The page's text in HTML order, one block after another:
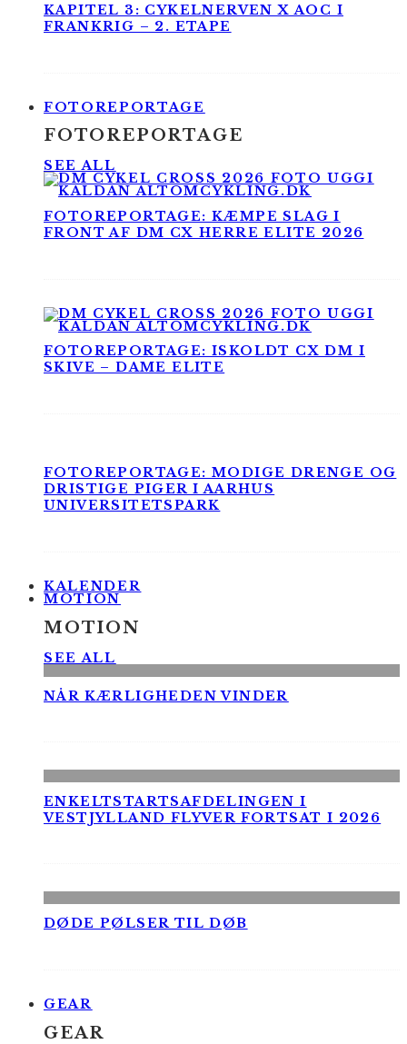
KAPITEL 3: CYKELNERVEN X AOC I
FRANKRIG – 2. ETAPE
FOTOREPORTAGE
FOTOREPORTAGE
SEE ALL
FOTOREPORTAGE: KÆMPE SLAG I
FRONT AF DM CX HERRE ELITE 2026
FOTOREPORTAGE: ISKOLDT CX DM I
SKIVE – DAME ELITE
FOTOREPORTAGE: MODIGE DRENGE OG
DRISTIGE PIGER I AARHUS
UNIVERSITETSPARK
KALENDER
MOTION
MOTION
SEE ALL
NÅR KÆRLIGHEDEN VINDER
ENKELTSTARTSAFDELINGEN I
VESTJYLLAND FLYVER FORTSAT I 2026
DØDE PØLSER TIL DØB
GEAR
GEAR